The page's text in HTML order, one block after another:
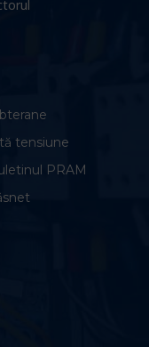
tensiune
PRAM